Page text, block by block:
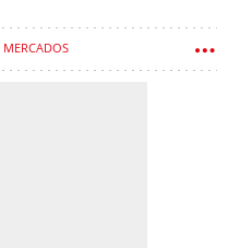
MERCADOS